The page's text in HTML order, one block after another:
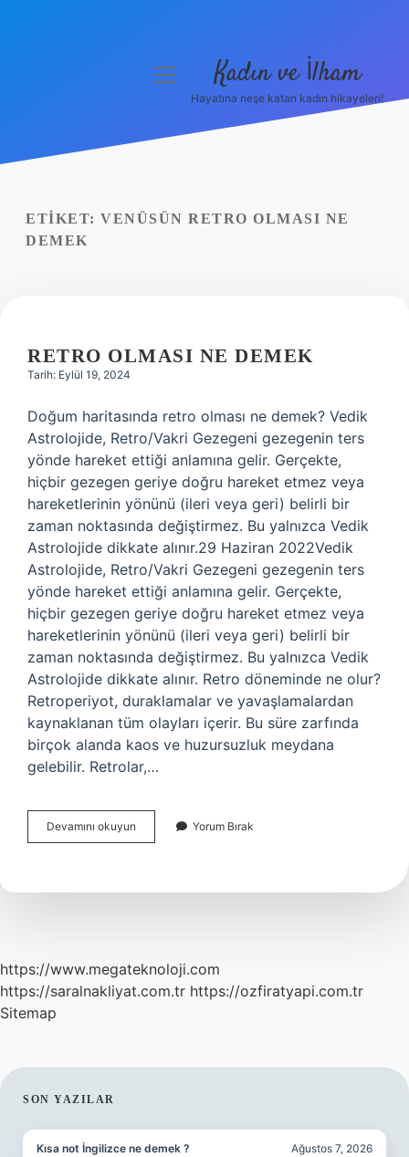
Yasal Uyarı
menüyü
Kadın ve İlham
Hayatına neşe katan kadın hikayeleri!
ETIKET: VENÜSÜN RETRO OLMASI NE
DEMEK
RETRO OLMASI NE DEMEK
Tarih: Eylül 19, 2024
Doğum haritasında retro olması ne demek? Vedik
Astrolojide, Retro/Vakri Gezegeni gezegenin ters
yönde hareket ettiği anlamına gelir. Gerçekte,
hiçbir gezegen geriye doğru hareket etmez veya
hareketlerinin yönünü (ileri veya geri) belirli bir
zaman noktasında değiştirmez. Bu yalnızca Vedik
Astrolojide dikkate alınır.29 Haziran 2022Vedik
Astrolojide, Retro/Vakri Gezegeni gezegenin ters
yönde hareket ettiği anlamına gelir. Gerçekte,
hiçbir gezegen geriye doğru hareket etmez veya
hareketlerinin yönünü (ileri veya geri) belirli bir
zaman noktasında değiştirmez. Bu yalnızca Vedik
Astrolojide dikkate alınır. Retro döneminde ne olur?
Retroperiyot, duraklamalar ve yavaşlamalardan
kaynaklanan tüm olayları içerir. Bu süre zarfında
birçok alanda kaos ve huzursuzluk meydana
gelebilir. Retrolar,…
Devamını okuyun
Olması
Yorum Bırak
https://www.megateknoloji.com
https://saralnakliyat.com.tr https://ozfiratyapi.com.tr
Sitemap
SIDEBAR
SON YAZILAR
Kısa not İngilizce ne demek ? Ağustos 7, 2026